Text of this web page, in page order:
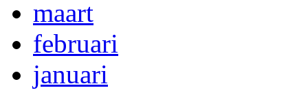
maart
februari
januari